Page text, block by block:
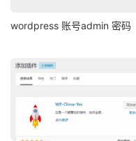
wordpress 账号admin 密码